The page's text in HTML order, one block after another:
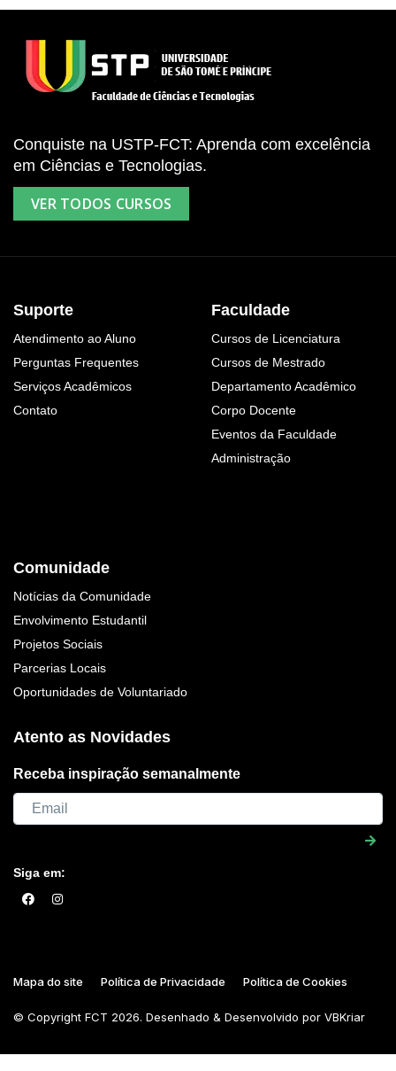
Conquiste na USTP-FCT: Aprenda com excelência
em Ciências e Tecnologias.
VER TODOS CURSOS
Suporte
Atendimento ao Aluno
Perguntas Frequentes
Serviços Acadêmicos
Contato
Faculdade
Cursos de Licenciatura
Cursos de Mestrado
Departamento Acadêmico
Corpo Docente
Eventos da Faculdade
Administração
Comunidade
Notícias da Comunidade
Envolvimento Estudantil
Projetos Sociais
Parcerias Locais
Oportunidades de Voluntariado
Atento as Novidades
Receba inspiração semanalmente
Siga em:
Mapa do site Política de Privacidade Política de Cookies
© Copyright FCT 2026. Desenhado & Desenvolvido por VBKriar